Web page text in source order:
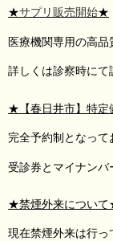
★サプリ販売開始★
医療機関専用の高品
詳しくは診察時にて
★【春日井市】特定
完全予約制となって
受診券とマイナンバ
★禁煙外来につい
現在禁煙外来は行っ